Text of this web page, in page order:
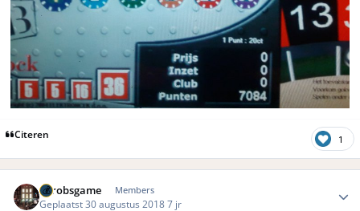
Citeren 1
eurobsgame Members
Geplaatst 30 augustus 20187 jr